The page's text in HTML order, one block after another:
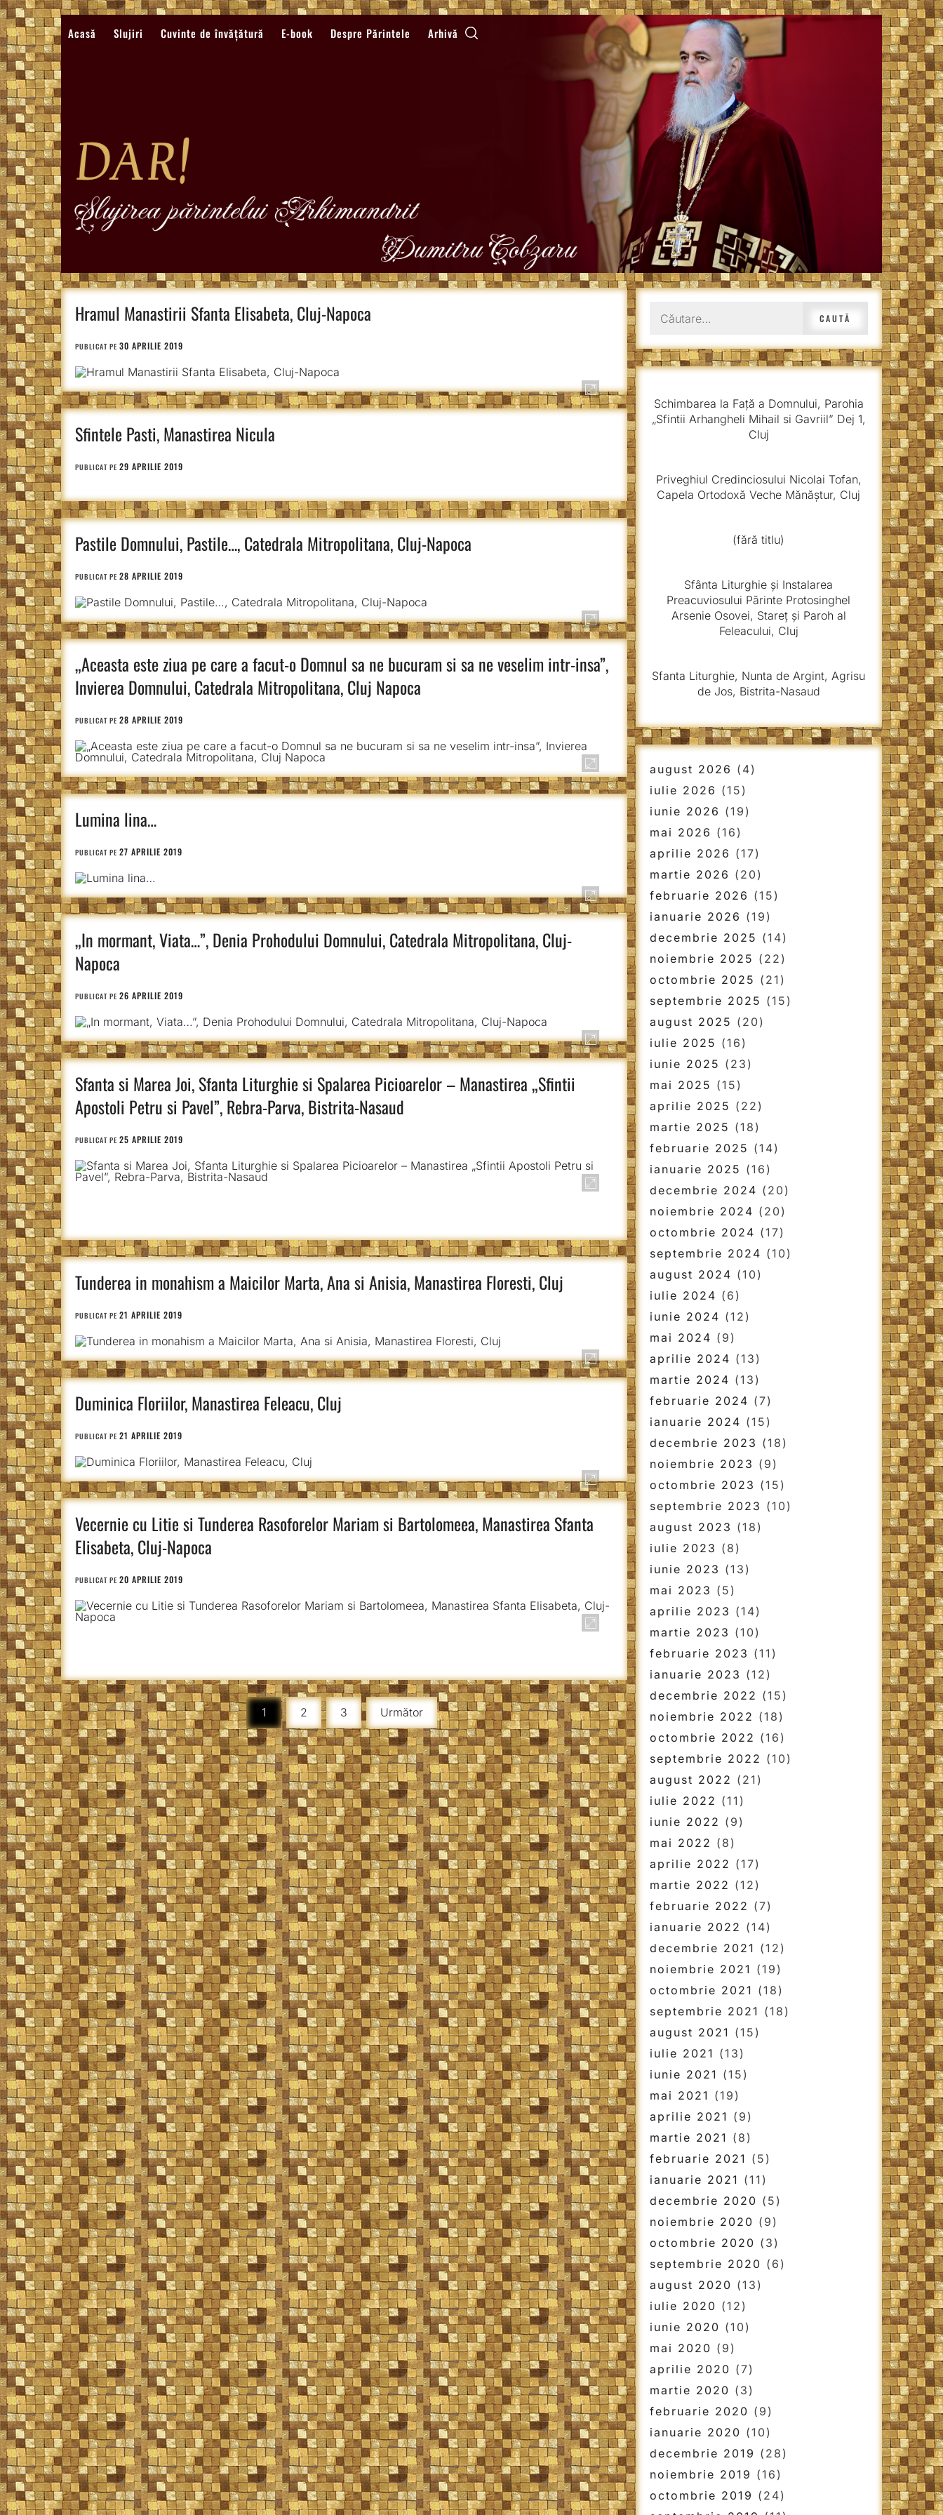
Sari
la
conținut
Acasă Slujiri Cuvinte de învățătură E-book Despre Părintele Arhivă
Hramul Manastirii Sfanta Elisabeta, Cluj-Napoca
PUBLICAT PE 30 APRILIE 2019
Sfintele Pasti, Manastirea Nicula
PUBLICAT PE 29 APRILIE 2019
Pastile Domnului, Pastile…, Catedrala Mitropolitana, Cluj-Napoca
PUBLICAT PE 28 APRILIE 2019
„Aceasta este ziua pe care a facut-o Domnul sa ne bucuram si sa ne veselim intr-insa”,
Invierea Domnului, Catedrala Mitropolitana, Cluj Napoca
PUBLICAT PE 28 APRILIE 2019
Lumina lina…
PUBLICAT PE 27 APRILIE 2019
„In mormant, Viata…”, Denia Prohodului Domnului, Catedrala Mitropolitana, Cluj-
Napoca
PUBLICAT PE 26 APRILIE 2019
Sfanta si Marea Joi, Sfanta Liturghie si Spalarea Picioarelor – Manastirea „Sfintii
Apostoli Petru si Pavel”, Rebra-Parva, Bistrita-Nasaud
PUBLICAT PE 25 APRILIE 2019
Tunderea in monahism a Maicilor Marta, Ana si Anisia, Manastirea Floresti, Cluj
PUBLICAT PE 21 APRILIE 2019
Duminica Floriilor, Manastirea Feleacu, Cluj
PUBLICAT PE 21 APRILIE 2019
Vecernie cu Litie si Tunderea Rasoforelor Mariam si Bartolomeea, Manastirea Sfanta
Elisabeta, Cluj-Napoca
PUBLICAT PE 20 APRILIE 2019
Paginație
articole 1 2 3 Următor
după:
Schimbarea la Față a Domnului, Parohia
„Sfintii Arhangheli Mihail si Gavriil” Dej 1,
Cluj
Priveghiul Credinciosului Nicolai Tofan,
Capela Ortodoxă Veche Mănăștur, Cluj
(fără titlu)
Sfânta Liturghie și Instalarea
Preacuviosului Părinte Protosinghel
Arsenie Osovei, Stareț și Paroh al
Feleacului, Cluj
Sfanta Liturghie, Nunta de Argint, Agrisu
de Jos, Bistrita-Nasaud
august 2026 (4)
iulie 2026 (15)
iunie 2026 (19)
mai 2026 (16)
aprilie 2026 (17)
martie 2026 (20)
februarie 2026 (15)
ianuarie 2026 (19)
decembrie 2025 (14)
noiembrie 2025 (22)
octombrie 2025 (21)
septembrie 2025 (15)
august 2025 (20)
iulie 2025 (16)
iunie 2025 (23)
mai 2025 (15)
aprilie 2025 (22)
martie 2025 (18)
februarie 2025 (14)
ianuarie 2025 (16)
decembrie 2024 (20)
noiembrie 2024 (20)
octombrie 2024 (17)
septembrie 2024 (10)
august 2024 (10)
iulie 2024 (6)
iunie 2024 (12)
mai 2024 (9)
aprilie 2024 (13)
martie 2024 (13)
februarie 2024 (7)
ianuarie 2024 (15)
decembrie 2023 (18)
noiembrie 2023 (9)
octombrie 2023 (15)
septembrie 2023 (10)
august 2023 (18)
iulie 2023 (8)
iunie 2023 (13)
mai 2023 (5)
aprilie 2023 (14)
martie 2023 (10)
februarie 2023 (11)
ianuarie 2023 (12)
decembrie 2022 (15)
noiembrie 2022 (18)
octombrie 2022 (16)
septembrie 2022 (10)
august 2022 (21)
iulie 2022 (11)
iunie 2022 (9)
mai 2022 (8)
aprilie 2022 (17)
martie 2022 (12)
februarie 2022 (7)
ianuarie 2022 (14)
decembrie 2021 (12)
noiembrie 2021 (19)
octombrie 2021 (18)
septembrie 2021 (18)
august 2021 (15)
iulie 2021 (13)
iunie 2021 (15)
mai 2021 (19)
aprilie 2021 (9)
martie 2021 (8)
februarie 2021 (5)
ianuarie 2021 (11)
decembrie 2020 (5)
noiembrie 2020 (9)
octombrie 2020 (3)
septembrie 2020 (6)
august 2020 (13)
iulie 2020 (12)
iunie 2020 (10)
mai 2020 (9)
aprilie 2020 (7)
martie 2020 (3)
februarie 2020 (9)
ianuarie 2020 (10)
decembrie 2019 (28)
noiembrie 2019 (16)
octombrie 2019 (24)